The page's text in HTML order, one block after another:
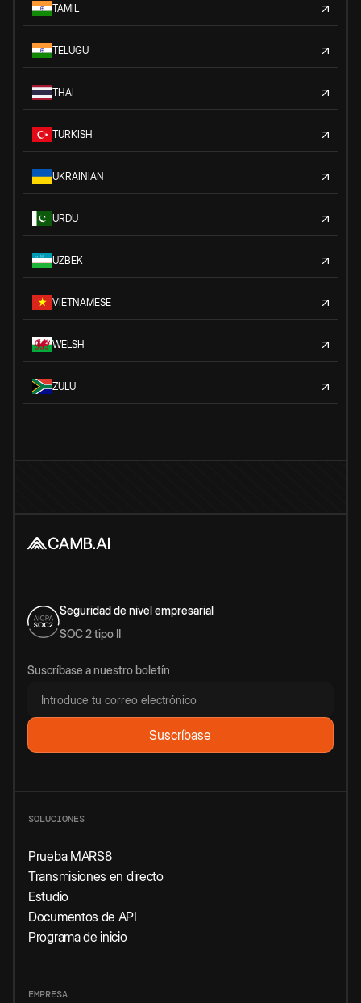
TAMIL
TELUGU
THAI
TURKISH
UKRAINIAN
URDU
UZBEK
VIETNAMESE
WELSH
ZULU
Seguridad de nivel empresarial
SOC 2 tipo II
Suscríbase a nuestro boletín
SOLUCIONES
Prueba MARS8
Transmisiones en directo
Estudio
Documentos de API
Programa de inicio
EMPRESA